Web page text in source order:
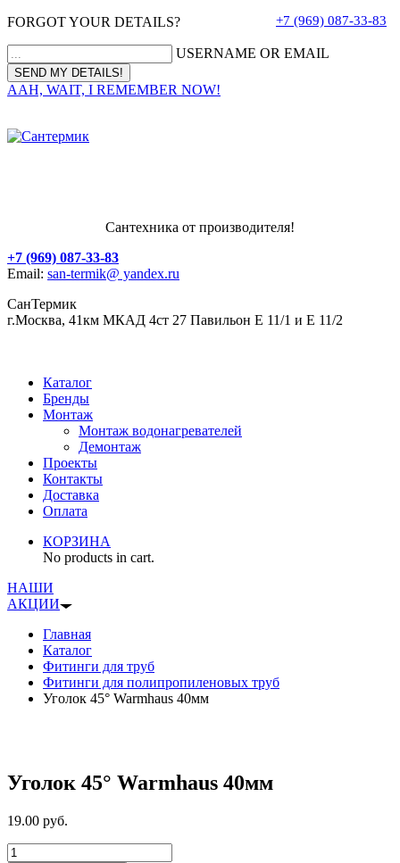
FORGOT YOUR DETAILS?
USERNAME OR EMAIL
AAH, WAIT, I REMEMBER NOW!
+7 (969) 087-33-83
Сантехника от производителя!
+7 (969) 087-33-83
Email: san-termik@ yandex.ru
СанТермик
г.Москва, 41км МКАД 4ст 27 Павильон Е 11/1 и Е 11/2
Каталог
Бренды
Монтаж
Монтаж водонагревателей
Демонтаж
Проекты
Контакты
Доставка
Оплата
КОРЗИНА
No products in cart.
НАШИ
АКЦИИ
Главная
Каталог
Фитинги для труб
Фитинги для полипропиленовых труб
Уголок 45° Warmhaus 40мм
Уголок 45° Warmhaus 40мм
19.00 руб.